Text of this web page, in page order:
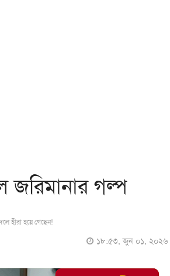
জরিমানার গল্প
হীরা হয়ে গেছেন!
১৮:৫৩, জুন ০১, ২০২৬